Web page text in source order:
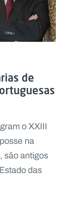
de
o XXIII
na
são antigos
das